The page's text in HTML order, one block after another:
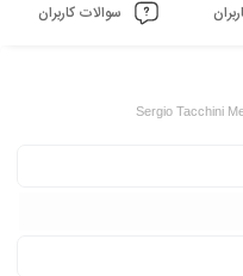
سوالات کاربران
Sergio Tacchini